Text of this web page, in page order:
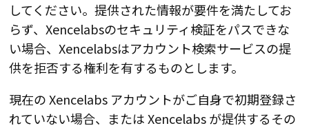
してください。提供された情報が要件を満たしてお
らず、Xencelabsのセキュリティ検証をパスできな
い場合、Xencelabsはアカウント検索サービスの提
供を拒否する権利を有するものとします。
現在の Xencelabs アカウントがご自身で初期登録さ
れていない場合、または Xencelabs が提供するその